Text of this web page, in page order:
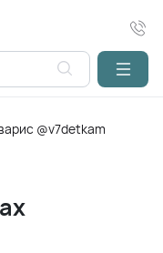
@v7detkam